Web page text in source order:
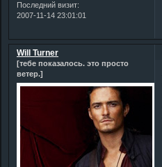
Последний визит:
2007-11-14 23:01:01
Will Turner
[тебе показалось. это просто
ветер.]